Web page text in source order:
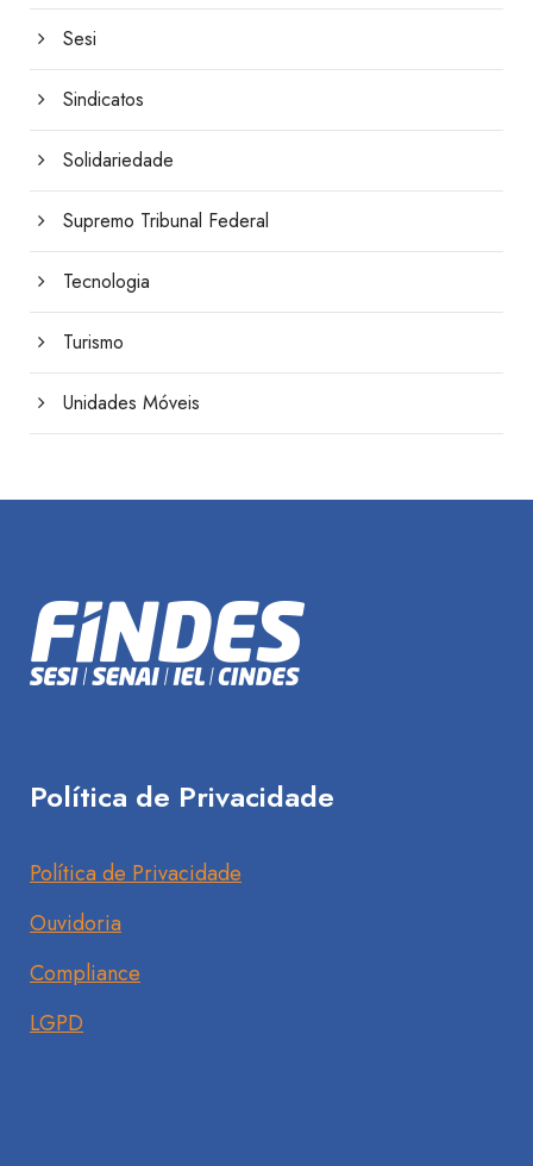
Sesi
Sindicatos
Solidariedade
Supremo Tribunal Federal
Tecnologia
Turismo
Unidades Móveis
Política de Privacidade
Política de Privacidade
Ouvidoria
Compliance
LGPD